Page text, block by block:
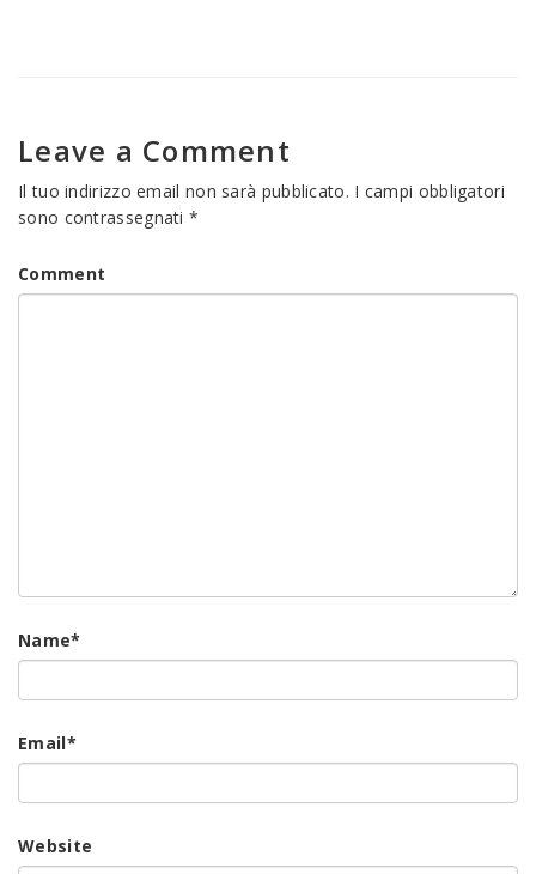
nuova
finestra)
finestra)
Leave a Comment
Il tuo indirizzo email non sarà pubblicato. I campi obbligatori
sono contrassegnati*
Comment
Name*
Email*
Website